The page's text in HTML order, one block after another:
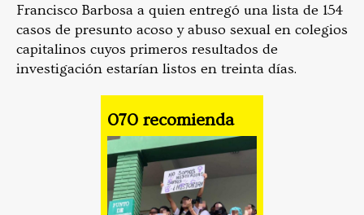
Francisco Barbosa a quien entregó una lista de 154
casos de presunto acoso y abuso sexual en colegios
capitalinos cuyos primeros resultados de
investigación estarían listos en treinta días.
070 recomienda